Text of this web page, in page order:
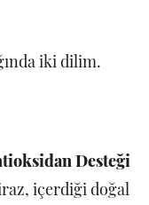
iki dilim.
Desteği
içerdiği doğal